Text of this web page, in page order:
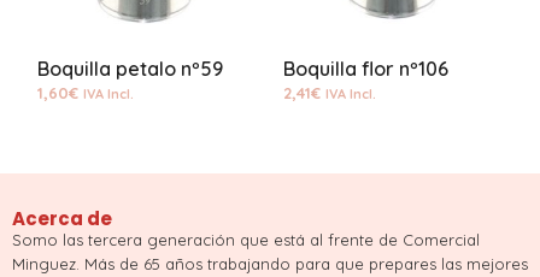
Boquilla petalo nº59
1,60€ IVA Incl.
Boquilla flor nº106
2,41€ IVA Incl.
Acerca de
Somo las tercera generación que está al frente de Comercial
Minguez. Más de 65 años trabajando para que prepares las mejores